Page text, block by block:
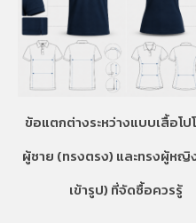
ข้อแตกต่างระหว่างแบบเสื้อโป
ผู้ชาย (ทรงตรง) และทรงผู้หญิ
เข้ารูป) ที่จัดซื้อควรรู้